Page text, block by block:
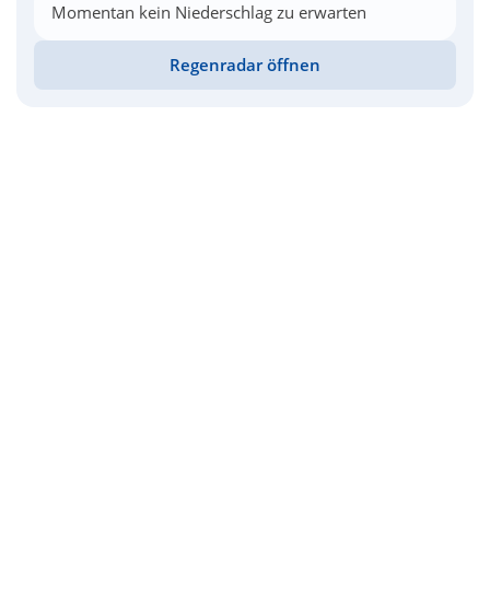
Momentan kein Niederschlag zu erwarten
Regenradar öffnen